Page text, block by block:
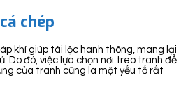
chép
khí giúp tài lộc hanh thông, mang lại
Do đó, việc lựa chọn nơi treo tranh để
của tranh cũng là một yếu tố rất